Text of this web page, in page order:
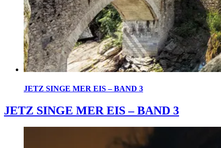
JETZ SINGE MER EIS – BAND 3
JETZ SINGE MER EIS – BAND 3